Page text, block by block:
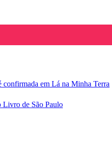
em Lá na Minha Terra
Livro de São Paulo